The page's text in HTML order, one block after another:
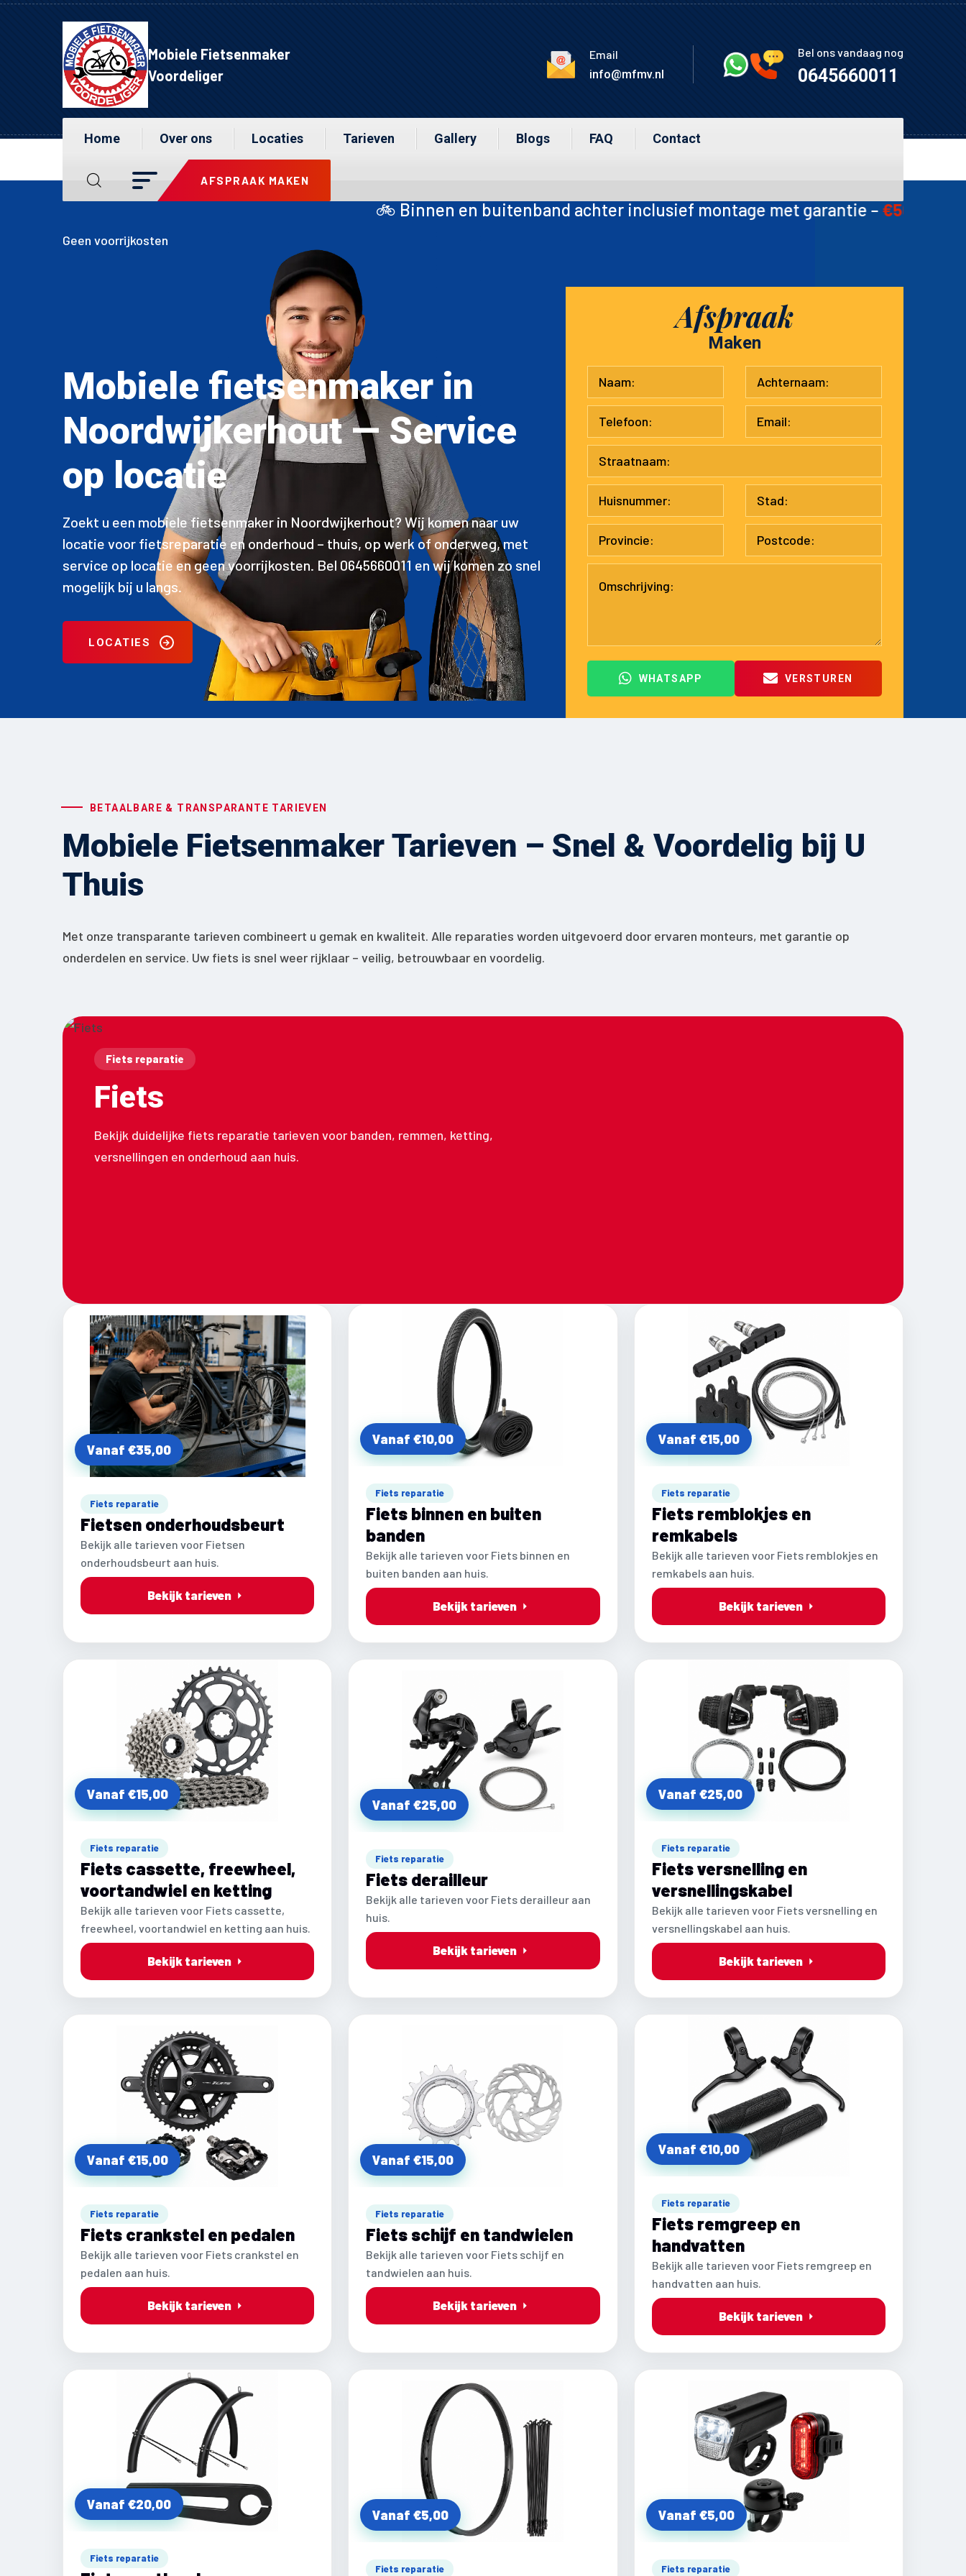
Mobiele Fietsenmaker
Voordeliger
Email
info@mfmv.nl
Bel ons vandaag nog
0645660011
Home Over ons Locaties Tarieven Gallery Blogs FAQ Contact
AFSPRAAK MAKEN
🚲 Binnen en buitenband achter inclusief montage met garantie –€50-60🛠️ Ketting –€15
Geen voorrijkosten
Mobiele fietsenmaker in
Noordwijkerhout — Service
op locatie
Zoekt u een mobiele fietsenmaker in Noordwijkerhout? Wij komen naar uw
locatie voor fietsreparatie en onderhoud – thuis, op werk of onderweg, met
service op locatie en geen voorrijkosten. Bel 0645660011 en wij komen zo snel
mogelijk bij u langs.
LOCATIES
Afspraak
Maken
WHATSAPP VERSTUREN
BETAALBARE & TRANSPARANTE TARIEVEN
Mobiele Fietsenmaker Tarieven – Snel & Voordelig bij U
Thuis
Met onze transparante tarieven combineert u gemak en kwaliteit. Alle reparaties worden uitgevoerd door ervaren monteurs, met garantie op
onderdelen en service. Uw fiets is snel weer rijklaar – veilig, betrouwbaar en voordelig.
Fiets reparatie
Fiets
Bekijk duidelijke fiets reparatie tarieven voor banden, remmen, ketting,
versnellingen en onderhoud aan huis.
Vanaf €35,00
Fiets reparatie
Fietsen onderhoudsbeurt
Bekijk alle tarieven voor Fietsen
onderhoudsbeurt aan huis.
Bekijk tarieven
Vanaf €10,00
Fiets reparatie
Fiets binnen en buiten
banden
Bekijk alle tarieven voor Fiets binnen en
buiten banden aan huis.
Bekijk tarieven
Vanaf €15,00
Fiets reparatie
Fiets remblokjes en
remkabels
Bekijk alle tarieven voor Fiets remblokjes en
remkabels aan huis.
Bekijk tarieven
Vanaf €15,00
Fiets reparatie
Fiets cassette, freewheel,
voortandwiel en ketting
Bekijk alle tarieven voor Fiets cassette,
freewheel, voortandwiel en ketting aan huis.
Bekijk tarieven
Vanaf €25,00
Fiets reparatie
Fiets derailleur
Bekijk alle tarieven voor Fiets derailleur aan
huis.
Bekijk tarieven
Vanaf €25,00
Fiets reparatie
Fiets versnelling en
versnellingskabel
Bekijk alle tarieven voor Fiets versnelling en
versnellingskabel aan huis.
Bekijk tarieven
Vanaf €15,00
Fiets reparatie
Fiets crankstel en pedalen
Bekijk alle tarieven voor Fiets crankstel en
pedalen aan huis.
Bekijk tarieven
Vanaf €15,00
Fiets reparatie
Fiets schijf en tandwielen
Bekijk alle tarieven voor Fiets schijf en
tandwielen aan huis.
Bekijk tarieven
Vanaf €10,00
Fiets reparatie
Fiets remgreep en
handvatten
Bekijk alle tarieven voor Fiets remgreep en
handvatten aan huis.
Bekijk tarieven
Vanaf €20,00
Fiets reparatie
Vanaf €5,00
Fiets reparatie
Vanaf €5,00
Fiets reparatie